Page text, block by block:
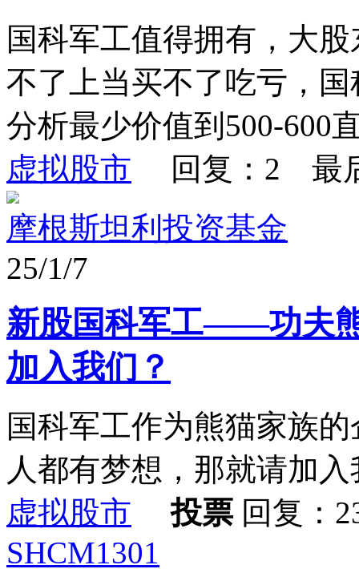
国科军工值得拥有，大
不了上当买不了吃亏，
分析最少价值到500-600
虚拟股市 回复：2 最
摩根斯坦利投资基金
25/1/7
新股国科军工——功夫
加入我们？
国科军工作为熊猫家族
人都有梦想，那就请加
虚拟股市
投票回复：
SHCM1301